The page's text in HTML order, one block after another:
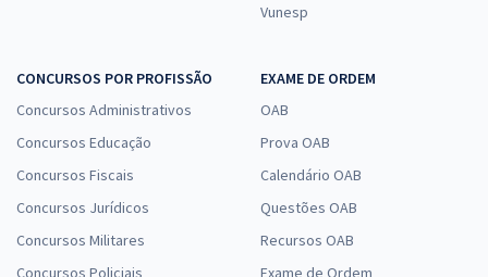
Vunesp
CONCURSOS POR PROFISSÃO
Concursos Administrativos
Concursos Educação
Concursos Fiscais
Concursos Jurídicos
Concursos Militares
Concursos Policiais
EXAME DE ORDEM
OAB
Prova OAB
Calendário OAB
Questões OAB
Recursos OAB
Exame de Ordem